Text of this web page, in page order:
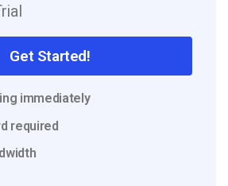
Get Started!
immediately
required